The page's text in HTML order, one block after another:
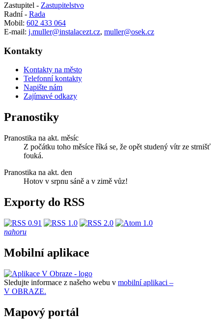
Zastupitel - Zastupitelstvo
Radní - Rada
Mobil: 602 433 064
E-mail: j.muller@instalacezt.cz, muller@osek.cz
Kontakty
Kontakty na město
Telefonní kontakty
Napište nám
Zajímavé odkazy
Pranostiky
Pranostika na akt. měsíc
Z počátku toho měsíce říká se, že opět studený vítr ze strnišť
fouká.
Pranostika na akt. den
Hotov v srpnu sáně a v zimě vůz!
Exporty do RSS
nahoru
Mobilní aplikace
Sledujte informace z našeho webu v mobilní aplikaci –
V OBRAZE.
Mapový portál